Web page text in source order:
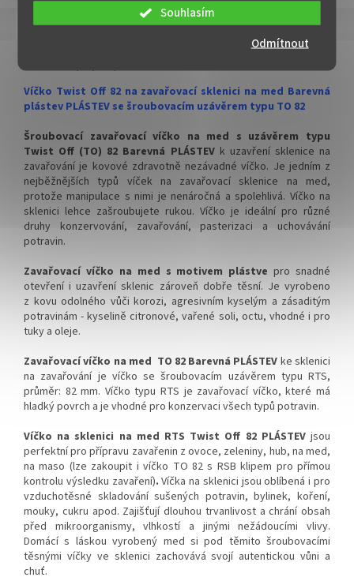
Odmítnout
Souhlasím
✅ Pro výhodnější cenu kupte
celý karton
✅ Víčka skladem a ihned k
odeslání!
Kupte karton víček a máte
na něj dopravu ZDARMA!
otevření sklenice
✅ Různé varianty víček TO 82
ZDE
✅ Pro výhodnější cenu kupte
celý karton
✅ Víčka skladem a ihned k
odeslání!
Kupte karton víček 700 ks a
máte na něj dopravu
ZDARMA!
Popis Hodnocení
Víčko Twist Off 82 na zavařovací sklenici na med Barevná
plástev PLÁSTEV se šroubovacím uzávěrem typu TO 82
Šroubovací zavařovací víčko na med s uzávěrem typu
Twist Off (TO) 82 Barevná PLÁSTEV k uzavření sklenice na
zavařování je kovové zdravotně nezávadné víčko. Je jedním z
nejběžnějších typů víček na zavařovací sklenice na med,
protože manipulace s nimi je nenáročná a spolehlivá. Víčko na
sklenici lehce zašroubujete rukou. Víčko je ideální pro různé
druhy konzervování, zavařování, pasterizaci a uchovávání
potravin.
Zavařovací víčko na med s motivem plástvepro snadné
otevření i uzavření sklenic zároveň dobře těsní. Je vyrobeno
z kovu odolného vůči korozi, agresivním kyselým a zásaditým
potravinám - kyselině citronové, vařené soli, octu, vhodné i pro
tuky a oleje.
Zavařovací víčko na med TO 82 Barevná PLÁSTEV ke sklenici
na zavařování je víčko se šroubovacím uzávěrem typu RTS,
průměr: 82 mm. Víčko typu RTS je zavařovací víčko, které má
hladký povrch a je vhodné pro konzervaci všech typů potravin.
Víčko na sklenici na med RTS Twist Off 82 PLÁSTEVjsou
perfektní pro přípravu zavařenin z ovoce, zeleniny, hub, na med,
na maso (lze zakoupit i víčko TO 82 s RSB klipem pro přímou
kontrolu výsledku zavaření). Víčka na sklenici jsou oblíbená i pro
vzduchotěsné skladování sušených potravin, bylinek, koření,
mouky, cukru apod. Zajišťují dlouhou trvanlivost a chrání obsah
před mikroorganismy, vlhkostí a jinými nežádoucími vlivy.
Domácí s láskou vyrobený med si pod těmito šroubovacími
těsnými víčky ve sklenici zachovává svojí autentickou vůni a
chuť.